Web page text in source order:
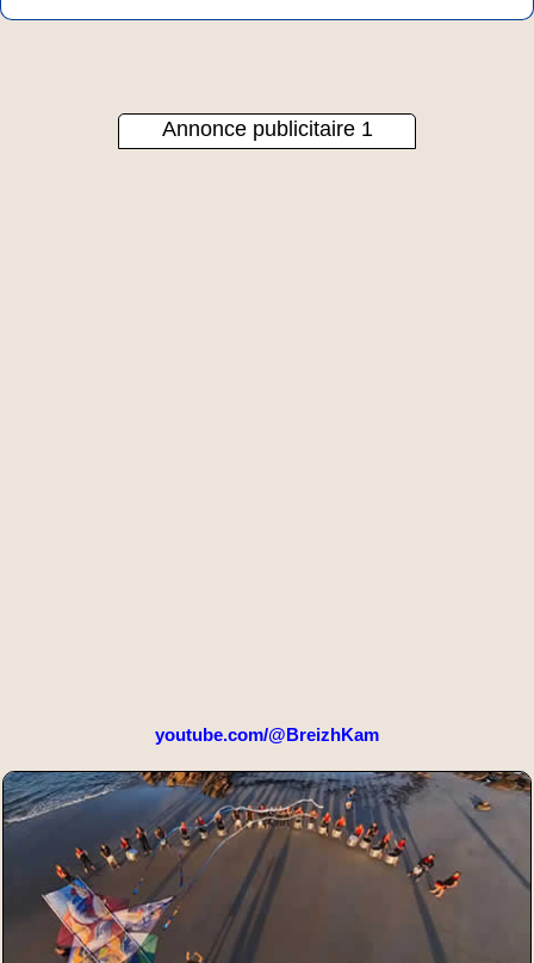
Annonce publicitaire 1
youtube.com/@BreizhKam